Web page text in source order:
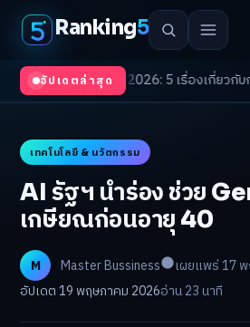
Ranking5
อัปเดตล่าสุด
Trends 2026: 5 เรื่องเกี่ยวกับการแพทย์ที่ค
เทคโนโลยี & นวัตกรรม
AI รัฐฯ นำร่อง ช่วย
เกษียณก่อนอายุ 40
M Master Bussiness
เผยแพร่ 17 พ
อัปเดต 19 พฤษภาคม 2026อ่าน 23 นาที